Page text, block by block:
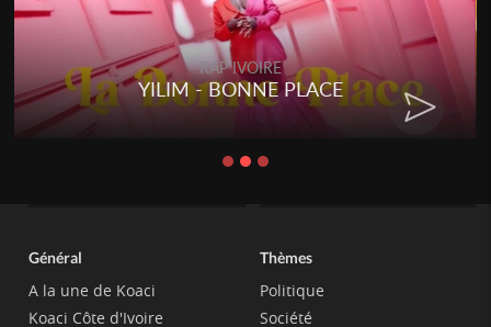
RAP IVOIRE
YILIM - BONNE PLACE
Général
A la une de Koaci
Koaci Côte d'Ivoire
Thèmes
Politique
Société